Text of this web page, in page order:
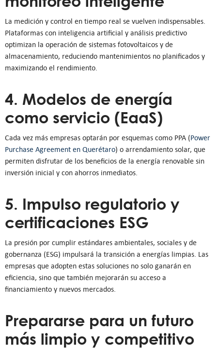
La medición y control en tiempo real se vuelven indispensables.
Plataformas con inteligencia artificial y análisis predictivo
optimizan la operación de sistemas fotovoltaicos y de
almacenamiento, reduciendo mantenimientos no planificados y
maximizando el rendimiento.
4. Modelos de energía
como servicio (EaaS)
Cada vez más empresas optarán por esquemas como PPA (Power
Purchase Agreement en Querétaro) o arrendamiento solar, que
permiten disfrutar de los beneficios de la energía renovable sin
inversión inicial y con ahorros inmediatos.
5. Impulso regulatorio y
certificaciones ESG
La presión por cumplir estándares ambientales, sociales y de
gobernanza (ESG) impulsará la transición a energías limpias. Las
empresas que adopten estas soluciones no solo ganarán en
eficiencia, sino que también mejorarán su acceso a
financiamiento y nuevos mercados.
Prepararse para un futuro
más limpio y competitivo